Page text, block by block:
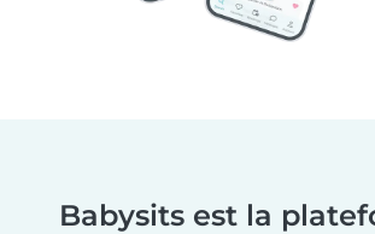
Babysits est la